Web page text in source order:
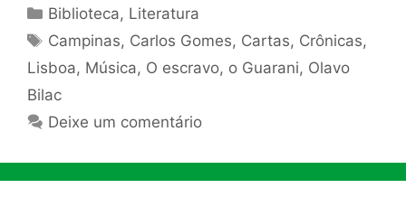
Categorias
Biblioteca, Literatura
Tags
Campinas, Carlos Gomes, Cartas, Crônicas,
Lisboa, Música, O escravo, o Guarani, Olavo
Bilac
Deixe um comentário